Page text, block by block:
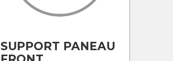
SUPPORT PANEAU